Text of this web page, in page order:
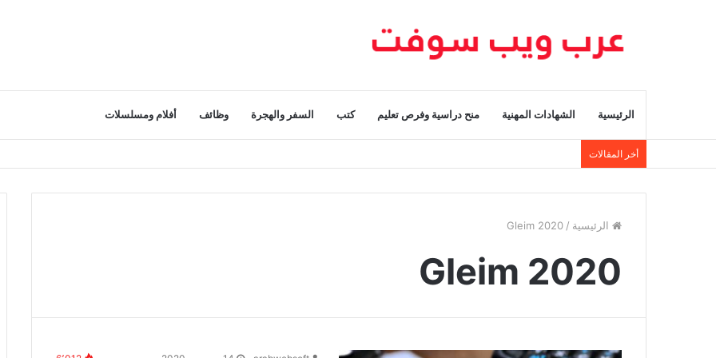
الرئيسية الشهادات المهنية منح دراسية وفرص تعليم كتب السفر والهجرة وظائف أفلام ومسلسلات
أخر المقالات
الرئيسية /
Gleim 2020
Gleim 2020